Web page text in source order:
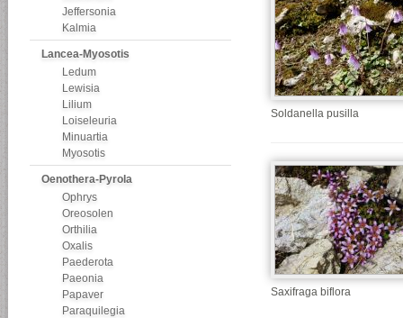
Jeffersonia
Kalmia
Lancea-Myosotis
Ledum
Lewisia
Lilium
Loiseleuria
Minuartia
Myosotis
Oenothera-Pyrola
Ophrys
Oreosolen
Orthilia
Oxalis
Paederota
Paeonia
Papaver
Paraquilegia
Soldanella pusilla
Saxifraga biflora